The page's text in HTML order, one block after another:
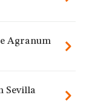
Agranum
Sevilla